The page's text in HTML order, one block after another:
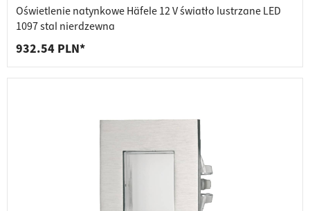
Oświetlenie natynkowe Häfele 12 V światło lustrzane LED
1097 stal nierdzewna
932.54 PLN*